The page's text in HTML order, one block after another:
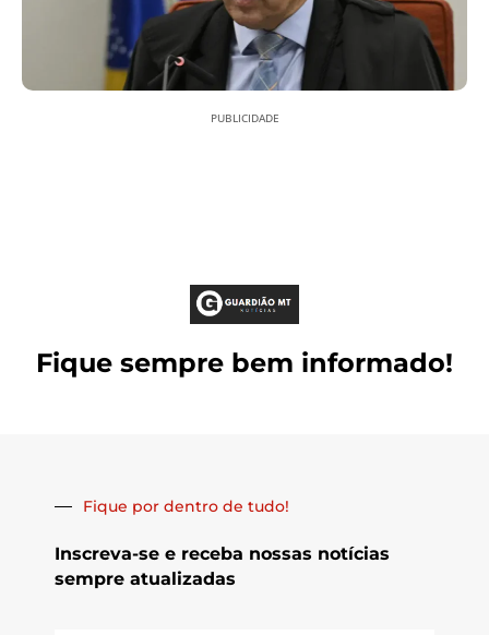
PUBLICIDADE
Fique sempre bem informado!
Fique por dentro de tudo!
Inscreva-se e receba nossas notícias
sempre atualizadas